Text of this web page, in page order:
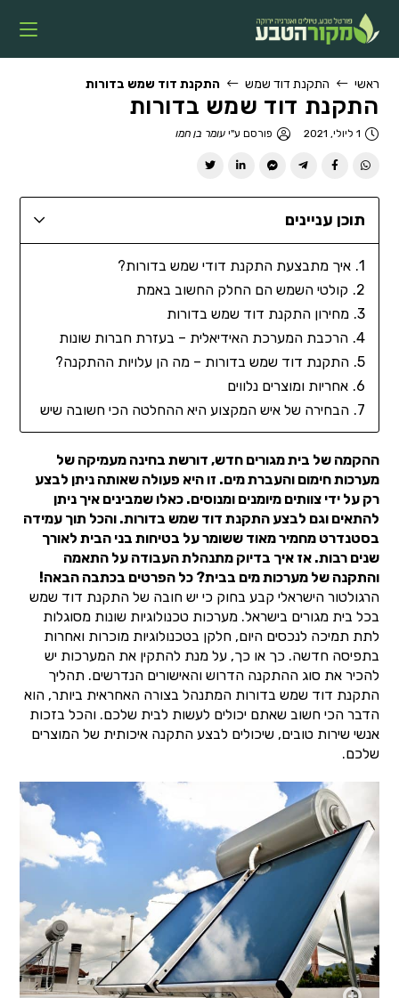
ראשי התקנת דוד שמש התקנת דוד שמש בדורות
התקנת דוד שמש בדורות
1 ליולי, 2021 פורסם ע"יעומר בן חמו
תוכן עניינים
איך מתבצעת התקנת דודי שמש בדורות?
קולטי השמש הם החלק החשוב באמת
מחירון התקנת דוד שמש בדורות
הרכבת המערכת האידיאלית – בעזרת חברות שונות
התקנת דוד שמש בדורות – מה הן עלויות ההתקנה?
אחריות ומוצרים נלווים
הבחירה של איש המקצוע היא ההחלטה הכי חשובה שיש
ההקמה של בית מגורים חדש, דורשת בחינה מעמיקה של
מערכות חימום והעברת מים. זו היא פעולה שאותה ניתן לבצע
רק על ידי צוותים מיומנים ומנוסים. כאלו שמבינים איך ניתן
להתאים וגם לבצע התקנת דוד שמש בדורות. והכל תוך עמידה
בסטנדרט מחמיר מאוד ששומר על בטיחות בני הבית לאורך
שנים רבות. אז איך בדיוק מתנהלת העבודה על התאמה
והתקנה של מערכות מים בבית? כל הפרטים בכתבה הבאה!
הרגולטור הישראלי קבע בחוק כי יש חובה של התקנת דוד שמש
בכל בית מגורים בישראל. מערכות טכנולוגיות שונות מסוגלות
לתת תמיכה לנכסים היום, חלקן בטכנולוגיות מוכרות ואחרות
בתפיסה חדשה. כך או כך, על מנת להתקין את המערכות יש
להכיר את סוג ההתקנה הדרוש והאישורים הנדרשים. תהליך
התקנת דוד שמש בדורות המתנהל בצורה האחראית ביותר, הוא
הדבר הכי חשוב שאתם יכולים לעשות לבית שלכם. והכל בזכות
אנשי שירות טובים, שיכולים לבצע התקנה איכותית של המוצרים
שלכם.